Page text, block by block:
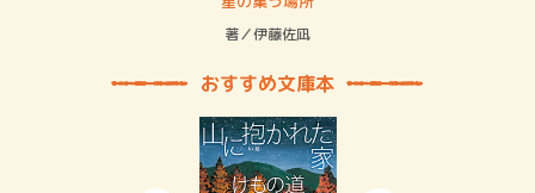
著／伊藤佐凪
おすすめ文庫本